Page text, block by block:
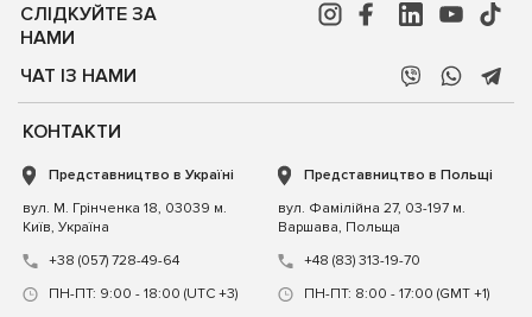
СЛІДКУЙТЕ ЗА
НАМИ
ЧАТ ІЗ НАМИ
КОНТАКТИ
Представництво в Україні
вул. М. Грінченка 18, 03039 м.
Київ, Україна
+38 (057) 728-49-64
ПН-ПТ: 9:00 - 18:00 (UTC +3)
Представництво в Польщі
вул. Фамілійна 27, 03-197 м.
Варшава, Польща
+48 (83) 313-19-70
ПН-ПТ: 8:00 - 17:00 (GMT +1)